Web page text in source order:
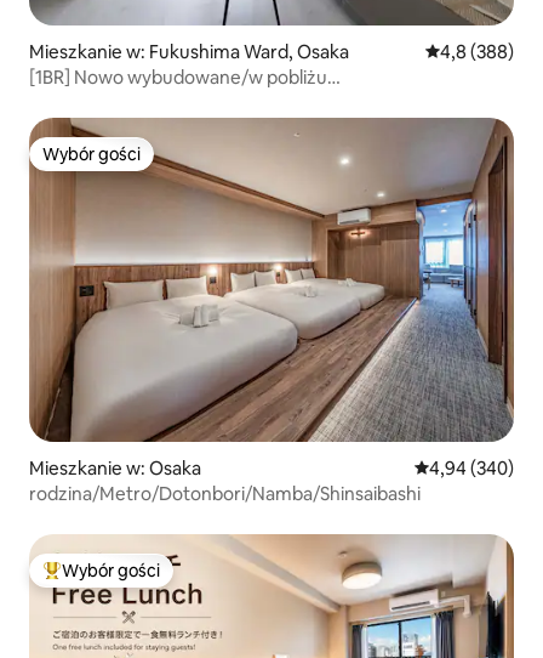
Mieszkanie w: Fukushima Ward, Osaka Średnia
4,8 (388)
[1BR] Nowo wybudowane/w pobliżu
Wybór gości
Wybór gości
Mieszkanie w: Osaka Średnia
4,94 (340)
rodzina/Metro/Dotonbori/Namba/Shinsaibashi
Najpopularniejsze z kategorii Wybór gości
Wybór gości